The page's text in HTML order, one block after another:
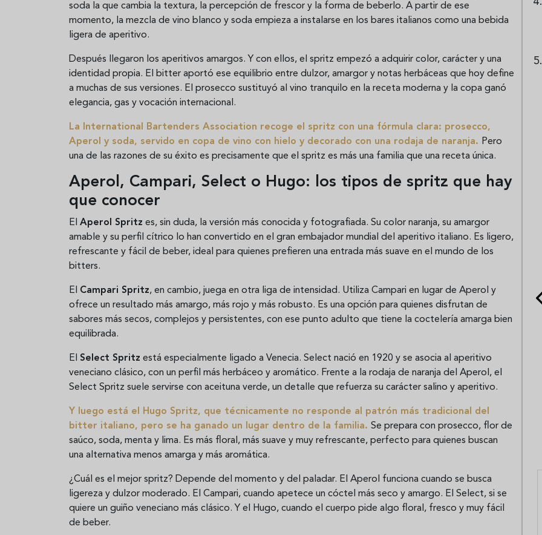
soda la que cambia la textura, la percepción de frescor y la forma de beberlo. A partir de ese
momento, la mezcla de vino blanco y soda empieza a instalarse en los bares italianos como una bebida
ligera de aperitivo.
Después llegaron los aperitivos amargos. Y con ellos, el spritz empezó a adquirir color, carácter y una
identidad propia. El bitter aportó ese equilibrio entre dulzor, amargor y notas herbáceas que hoy define
a muchas de sus versiones. El prosecco sustituyó al vino tranquilo en la receta moderna y la copa ganó
elegancia, gas y vocación internacional.
La International Bartenders Association recoge el spritz con una fórmula clara: prosecco,
Aperol y soda, servido en copa de vino con hielo y decorado con una rodaja de naranja. Pero
una de las razones de su éxito es precisamente que el spritz es más una familia que una receta única.
Aperol, Campari, Select o Hugo: los tipos de spritz que hay
que conocer
El Aperol Spritz es, sin duda, la versión más conocida y fotografiada. Su color naranja, su amargor
amable y su perfil cítrico lo han convertido en el gran embajador mundial del aperitivo italiano. Es ligero,
refrescante y fácil de beber, ideal para quienes prefieren una entrada más suave en el mundo de los
bitters.
El Campari Spritz, en cambio, juega en otra liga de intensidad. Utiliza Campari en lugar de Aperol y
ofrece un resultado más amargo, más rojo y más robusto. Es una opción para quienes disfrutan de
sabores más secos, complejos y persistentes, con ese punto adulto que tiene la coctelería amarga bien
equilibrada.
El Select Spritz está especialmente ligado a Venecia. Select nació en 1920 y se asocia al aperitivo
veneciano clásico, con un perfil más herbáceo y aromático. Frente a la rodaja de naranja del Aperol, el
Select Spritz suele servirse con aceituna verde, un detalle que refuerza su carácter salino y aperitivo.
Y luego está el Hugo Spritz, que técnicamente no responde al patrón más tradicional del
bitter italiano, pero se ha ganado un lugar dentro de la familia. Se prepara con prosecco, flor de
saúco, soda, menta y lima. Es más floral, más suave y muy refrescante, perfecto para quienes buscan
una alternativa menos amarga y más aromática.
¿Cuál es el mejor spritz? Depende del momento y del paladar. El Aperol funciona cuando se busca
ligereza y dulzor moderado. El Campari, cuando apetece un cóctel más seco y amargo. El Select, si se
quiere un guiño veneciano más clásico. Y el Hugo, cuando el cuerpo pide algo floral, fresco y muy fácil
de beber.